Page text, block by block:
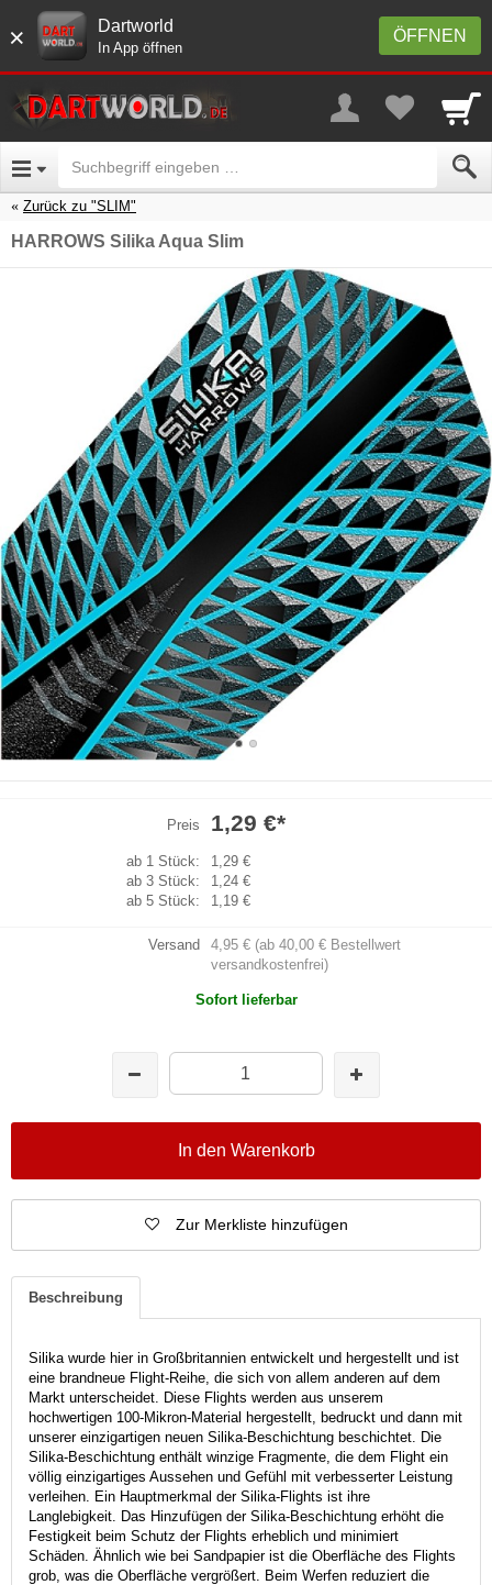
× ÖFFNEN
Dartworld
In App öffnen
Zurück zu "SLIM"
HARROWS Silika Aqua Slim
Preis 1,29 €*
ab 1 Stück:
1,29 €
ab 3 Stück:
1,24 €
ab 5 Stück:
1,19 €
Versand
4,95 € (ab 40,00 € Bestellwert
versandkostenfrei)
Sofort lieferbar
In den Warenkorb
Zur Merkliste hinzufügen
Beschreibung
Silika wurde hier in Großbritannien entwickelt und hergestellt und ist
eine brandneue Flight-Reihe, die sich von allem anderen auf dem
Markt unterscheidet. Diese Flights werden aus unserem
hochwertigen 100-Mikron-Material hergestellt, bedruckt und dann mit
unserer einzigartigen neuen Silika-Beschichtung beschichtet. Die
Silika-Beschichtung enthält winzige Fragmente, die dem Flight ein
völlig einzigartiges Aussehen und Gefühl mit verbesserter Leistung
verleihen. Ein Hauptmerkmal der Silika-Flights ist ihre
Langlebigkeit. Das Hinzufügen der Silika-Beschichtung erhöht die
Festigkeit beim Schutz der Flights erheblich und minimiert
Schäden. Ähnlich wie bei Sandpapier ist die Oberfläche des Flights
grob, was die Oberfläche vergrößert. Beim Werfen reduziert die